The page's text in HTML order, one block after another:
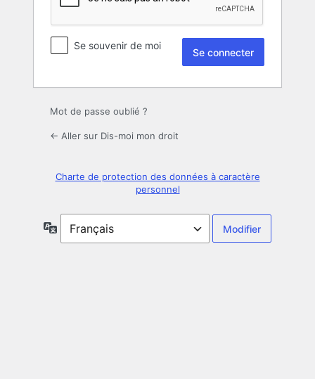
Se souvenir de moi
Mot de passe oublié ?
← Aller sur Dis-moi mon droit
Charte de protection des données à caractère
personnel
Langue